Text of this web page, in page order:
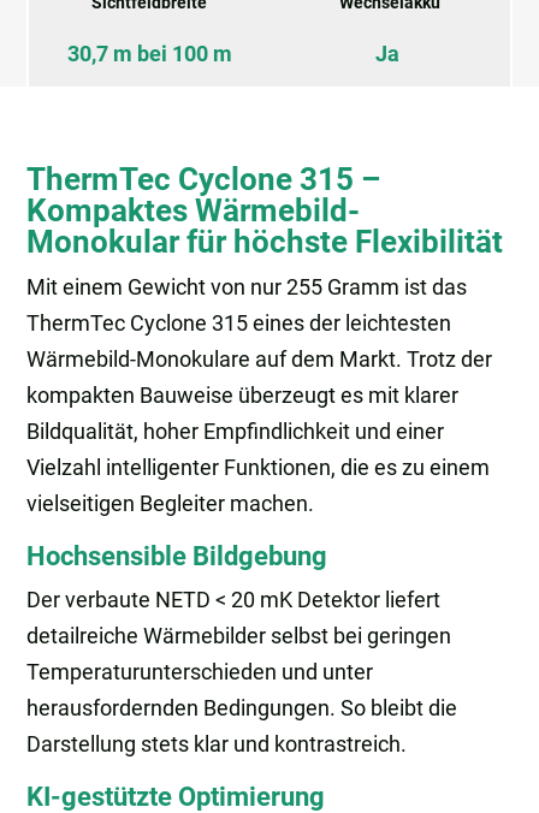
30,7 m bei 100 m Ja
ThermTec Cyclone 315 –
Kompaktes Wärmebild-
Monokular für höchste Flexibilität
Mit einem Gewicht von nur 255 Gramm ist das
ThermTec Cyclone 315 eines der leichtesten
Wärmebild-Monokulare auf dem Markt. Trotz der
kompakten Bauweise überzeugt es mit klarer
Bildqualität, hoher Empfindlichkeit und einer
Vielzahl intelligenter Funktionen, die es zu einem
vielseitigen Begleiter machen.
Hochsensible Bildgebung
Der verbaute NETD < 20 mK Detektor liefert
detailreiche Wärmebilder selbst bei geringen
Temperaturunterschieden und unter
herausfordernden Bedingungen. So bleibt die
Darstellung stets klar und kontrastreich.
KI-gestützte Optimierung